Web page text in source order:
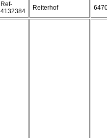
Ref-
4132384
Reiterhof